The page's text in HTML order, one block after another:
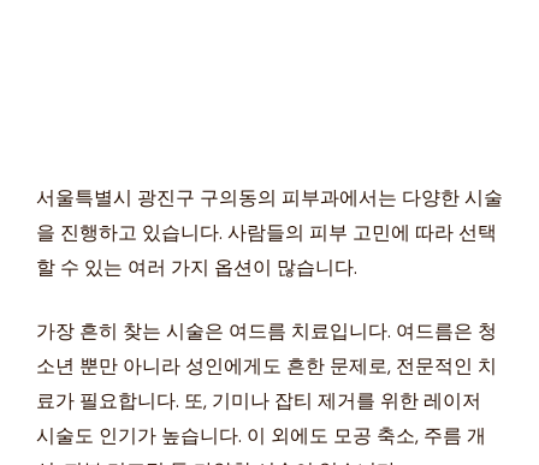
서울특별시 광진구 구의동의 피부과에서는 다양한 시술
을 진행하고 있습니다. 사람들의 피부 고민에 따라 선택
할 수 있는 여러 가지 옵션이 많습니다.
가장 흔히 찾는 시술은 여드름 치료입니다. 여드름은 청
소년 뿐만 아니라 성인에게도 흔한 문제로, 전문적인 치
료가 필요합니다. 또, 기미나 잡티 제거를 위한 레이저
시술도 인기가 높습니다. 이 외에도 모공 축소, 주름 개